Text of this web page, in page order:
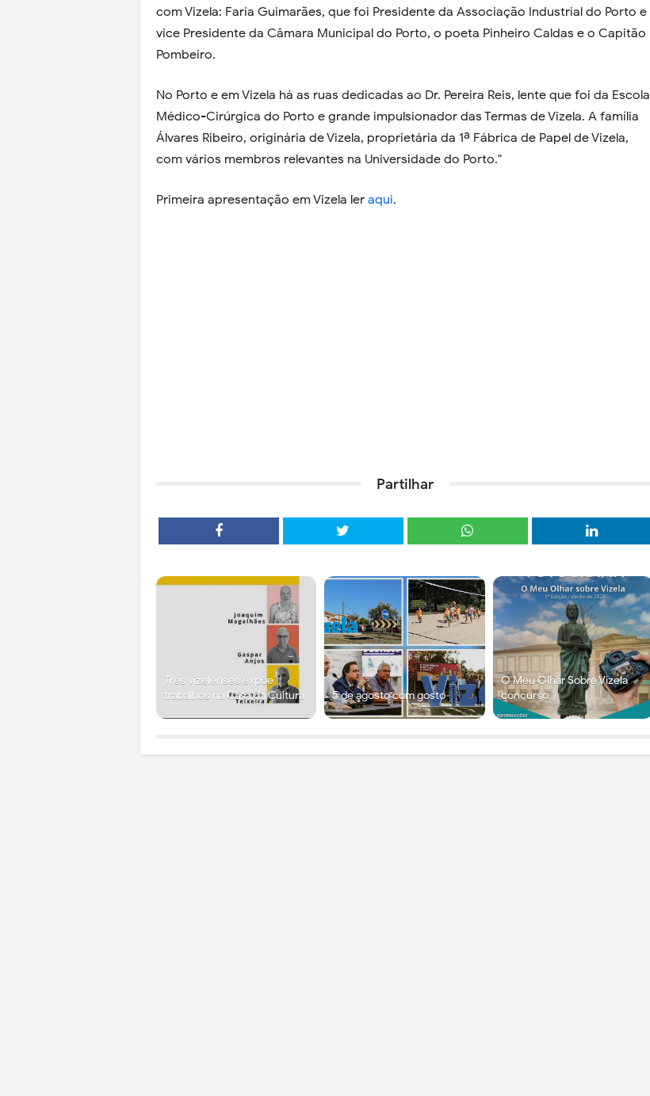
com Vizela: Faria Guimarães, que foi Presidente da Associação Industrial do Porto e
vice Presidente da Câmara Municipal do Porto, o poeta Pinheiro Caldas e o Capitão
Pombeiro.
No Porto e em Vizela há as ruas dedicadas ao Dr. Pereira Reis, lente que foi da Escola
Médico-Cirúrgica do Porto e grande impulsionador das Termas de Vizela. A família
Álvares Ribeiro, originária de Vizela, proprietária da 1ª Fábrica de Papel de Vizela,
com vários membros relevantes na Universidade do Porto."
Primeira apresentação em Vizela ler aqui.
Partilhar
Três vizelenses expõe
trabalhos na Casa da Cultura
5 de agosto com gosto
O Meu Olhar Sobre Vizela
concurso